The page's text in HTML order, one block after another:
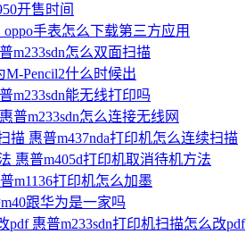
开售时间
oppo手表怎么下载第三方应用
m233sdn怎么双面扫描
M-Pencil2什么时候出
m233sdn能无线打印吗
惠普m233sdn怎么连接无线网
惠普m437nda打印机怎么连续扫描
惠普m405d打印机取消待机方法
m1136打印机怎么加墨
跟华为是一家吗
惠普m233sdn打印机扫描怎么改pdf